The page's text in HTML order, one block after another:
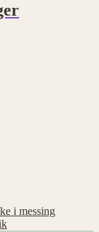
i messing